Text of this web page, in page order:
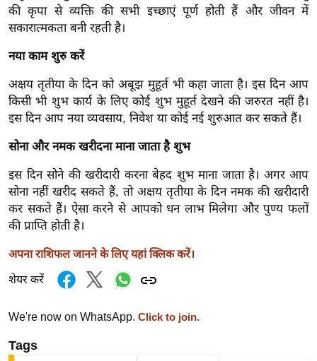
ज
ग
त
ली
वु
ड
हॉ
ली
वु
ड
फि
स
मी
B
r
की कृपा से व्यक्ति की सभी इच्छाएं पूर्ण होती हैं और जीवन में
सकारात्मकता बनी रहती है।
नया काम शुरु करें
अक्षय तृतीया के दिन को अबूझ मुहूर्त भी कहा जाता है। इस दिन आप
किसी भी शुभ कार्य के लिए कोई शुभ मुहूर्त देखने की जरुरत नहीं है।
इस दिन आप नया व्यवसाय, निवेश या कोई नई शुरुआत कर सकते हैं।
सोना और नमक खरीदना माना जाता है शुभ
इस दिन सोने की खरीदारी करना बेहद शुभ माना जाता है। अगर आप
सोना नहीं खरीद सकते हैं, तो अक्षय तृतीया के दिन नमक की खरीदारी
कर सकते हैं। ऐसा करने से आपको धन लाभ मिलेगा और पुण्य फलों
की प्राप्ति होती है।
अपना राशिफल जानने के लिए यहां क्लिक करें।
शेयर करें
We're now on WhatsApp. Click to join.
Tags